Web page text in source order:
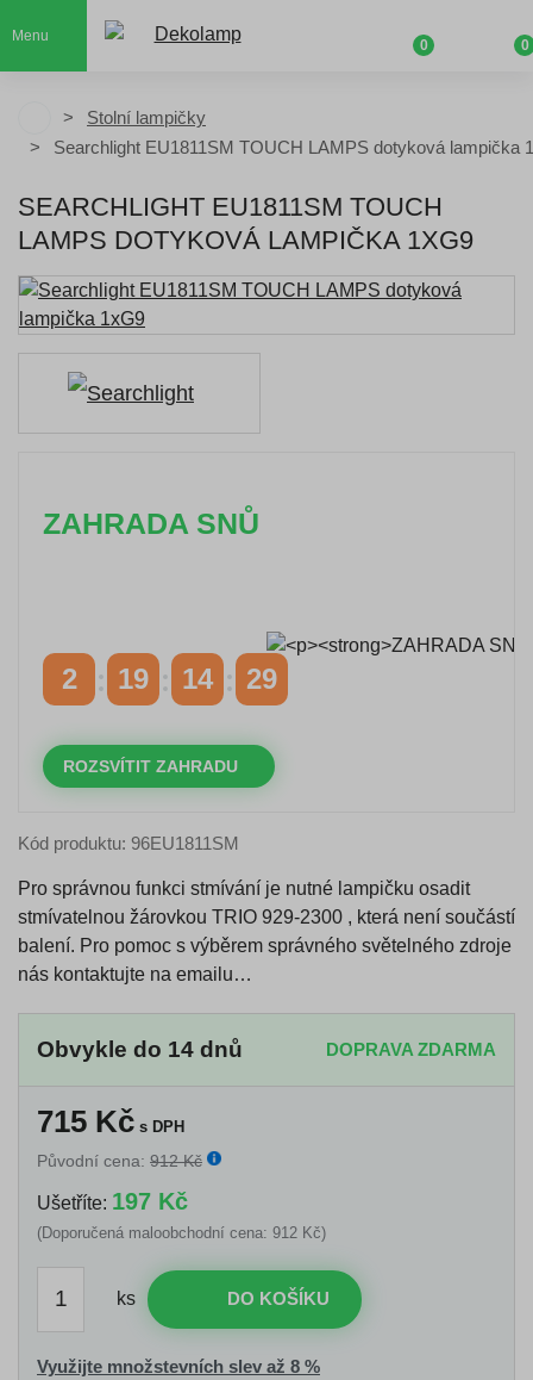
Menu
0 0
Stolní lampičky
Searchlight EU1811SM TOUCH LAMPS dotyková lampička
SEARCHLIGHT EU1811SM TOUCH
LAMPS DOTYKOVÁ LAMPIČKA 1XG9
ZAHRADA SNŮ
2 19 14 28
ROZSVÍTIT ZAHRADU
Kód produktu: 96EU1811SM
Pro správnou funkci stmívání je nutné lampičku osadit
stmívatelnou žárovkou TRIO 929-2300 , která není součástí
balení. Pro pomoc s výběrem správného světelného zdroje
nás kontaktujte na emailu…
Obvykle do 14 dnů DOPRAVA ZDARMA
715 Kč s DPH
Původní cena: 912 Kč
Ušetříte: 197 Kč
(Doporučená maloobchodní cena: 912 Kč)
ks DO KOŠÍKU
Využijte množstevních slev až 8 %